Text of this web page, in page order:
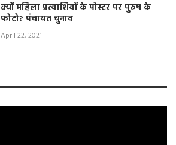
क्यों महिला प्रत्याशियों के पोस्टर पर पुरुष के
फोटो? पंचायत चुनाव
April 22, 2021